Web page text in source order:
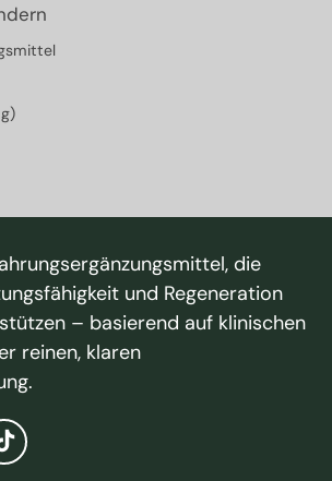
die
und Regeneration
– basierend auf klinischen
reinen, klaren